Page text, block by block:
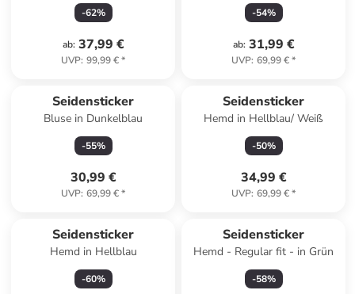
-62%
ab: 37,99 €
UVP: 99,99 €*
-54%
ab: 31,99 €
UVP: 69,99 €*
Seidensticker
Bluse in Dunkelblau
-55%
30,99 €
UVP: 69,99 €*
Seidensticker
Hemd in Hellblau/ Weiß
-50%
34,99 €
UVP: 69,99 €*
Seidensticker
Hemd in Hellblau
-60%
Seidensticker
Hemd - Regular fit - in Grün
-58%